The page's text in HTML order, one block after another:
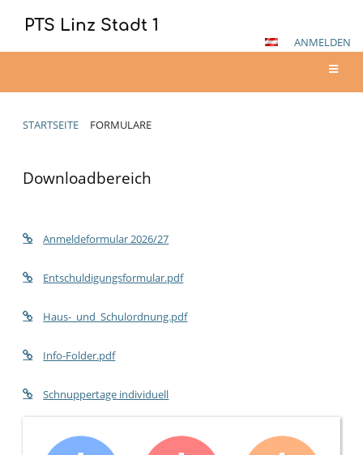
PTS Linz Stadt 1
ANMELDEN
STARTSEITE FORMULARE
Formulare
Downloadbereich
Anmeldeformular 2026/27
Entschuldigungsformular.pdf
Haus-_und_Schulordnung.pdf
Info-Folder.pdf
Schnuppertage individuell